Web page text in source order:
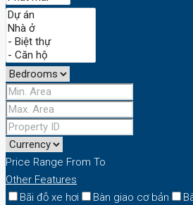
Price Range From To
Other Features
Bãi đỗ xe hơi
Bàn giao cơ bản